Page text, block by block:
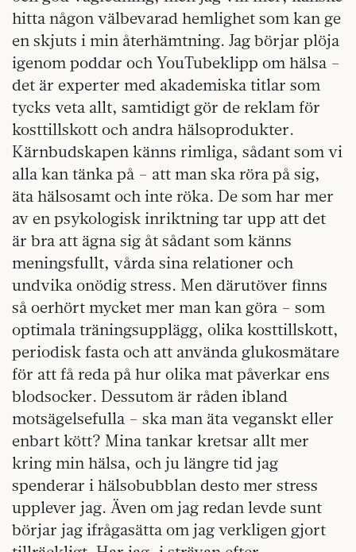
hitta någon välbevarad hemlighet som kan ge
en skjuts i min återhämtning. Jag börjar plöja
igenom poddar och YouTubeklipp om hälsa –
det är experter med akademiska titlar som
tycks veta allt, samtidigt gör de reklam för
kosttillskott och andra hälsoprodukter.
Kärnbudskapen känns rimliga, sådant som vi
alla kan tänka på – att man ska röra på sig,
äta hälsosamt och inte röka. De som har mer
av en psykologisk inriktning tar upp att det
är bra att ägna sig åt sådant som känns
meningsfullt, vårda sina relationer och
undvika onödig stress. Men därutöver finns
så oerhört mycket mer man kan göra – som
optimala träningsupplägg, olika kosttillskott,
periodisk fasta och att använda glukosmätare
för att få reda på hur olika mat påverkar ens
blodsocker. Dessutom är råden ibland
motsägelsefulla – ska man äta veganskt eller
enbart kött? Mina tankar kretsar allt mer
kring min hälsa, och ju längre tid jag
spenderar i hälsobubblan desto mer stress
upplever jag. Även om jag redan levde sunt
börjar jag ifrågasätta om jag verkligen gjort